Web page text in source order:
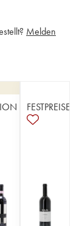
Melden
FESTPREISE